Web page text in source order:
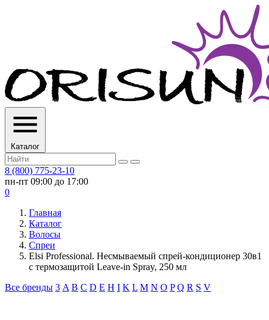
Каталог
8 (800) 775-23-10
пн-пт 09:00 до 17:00
0
Главная
Каталог
Волосы
Спреи
Elsi Professional. Несмываемый спрей-кондиционер 30в1
с термозащитой Leave-in Spray, 250 мл
Все бренды 3 A B C D E H I K L M N O P Q R S V